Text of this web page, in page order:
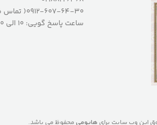
0912-607-64-30( تماس ضروری)
ساعت پاسخ گویی: 10 الی 20 شنبه الی چهارشنبه
این وب سایت برای هایومی محفوظ می باشد.